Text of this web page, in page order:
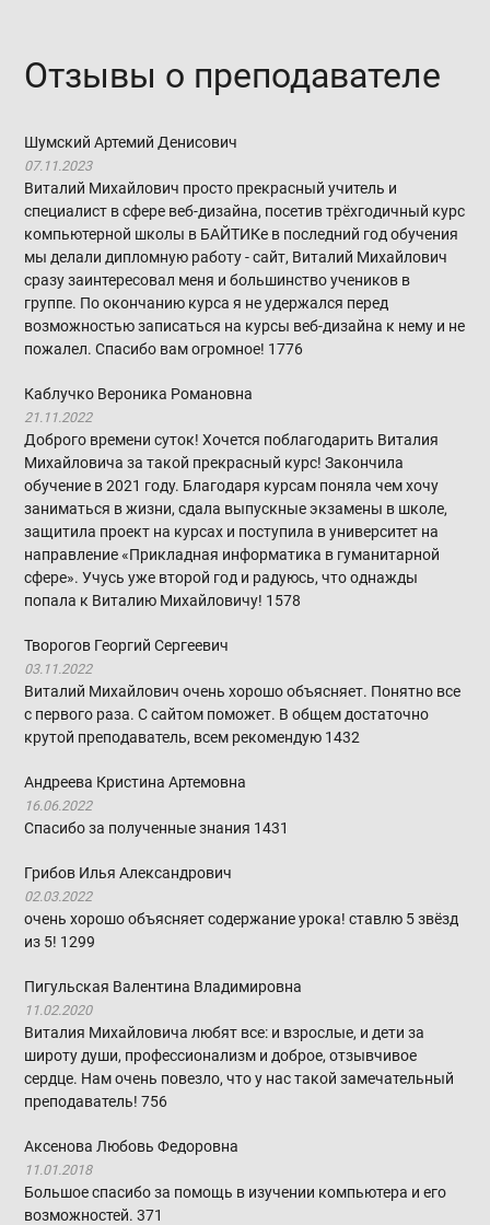
Отзывы о преподавателе
Шумский Артемий Денисович
07.11.2023
Виталий Михайлович просто прекрасный учитель и
специалист в сфере веб-дизайна, посетив трёхгодичный курс
компьютерной школы в БАЙТИКе в последний год обучения
мы делали дипломную работу - сайт, Виталий Михайлович
сразу заинтересовал меня и большинство учеников в
группе. По окончанию курса я не удержался перед
возможностью записаться на курсы веб-дизайна к нему и не
пожалел. Спасибо вам огромное! 1776
Каблучко Вероника Романовна
21.11.2022
Доброго времени суток! Хочется поблагодарить Виталия
Михайловича за такой прекрасный курс! Закончила
обучение в 2021 году. Благодаря курсам поняла чем хочу
заниматься в жизни, сдала выпускные экзамены в школе,
защитила проект на курсах и поступила в университет на
направление «Прикладная информатика в гуманитарной
сфере». Учусь уже второй год и радуюсь, что однажды
попала к Виталию Михайловичу! 1578
Творогов Георгий Сергеевич
03.11.2022
Виталий Михайлович очень хорошо объясняет. Понятно все
с первого раза. С сайтом поможет. В общем достаточно
крутой преподаватель, всем рекомендую 1432
Андреева Кристина Артемовна
16.06.2022
Спасибо за полученные знания 1431
Грибов Илья Александрович
02.03.2022
очень хорошо объясняет содержание урока! ставлю 5 звёзд
из 5! 1299
Пигульская Валентина Владимировна
11.02.2020
Виталия Михайловича любят все: и взрослые, и дети за
широту души, профессионализм и доброе, отзывчивое
сердце. Нам очень повезло, что у нас такой замечательный
преподаватель!756
Аксенова Любовь Федоровна
11.01.2018
Большое спасибо за помощь в изучении компьютера и его
возможностей.371